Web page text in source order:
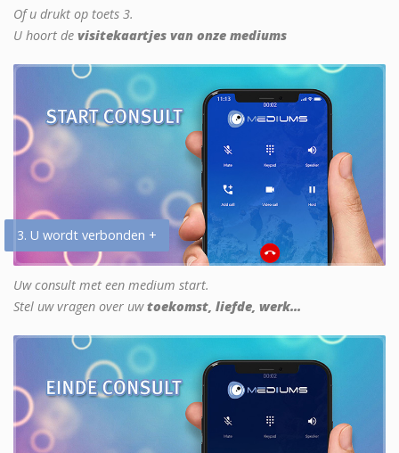
Of u drukt op toets 3.
U hoort de visitekaartjes van onze mediums
3. U wordt verbonden +
Uw consult met een medium start.
Stel uw vragen over uwtoekomst, liefde, werk...